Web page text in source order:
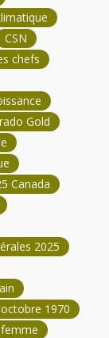
CSN
chefs
Gold
Canada
2025
1970
femme